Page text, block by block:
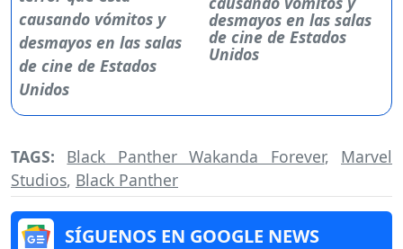
desmayos en las salas
de cine de Estados
Unidos
TAGS: Black Panther Wakanda Forever, Marvel
Studios, Black Panther
SÍGUENOS EN GOOGLE NEWS